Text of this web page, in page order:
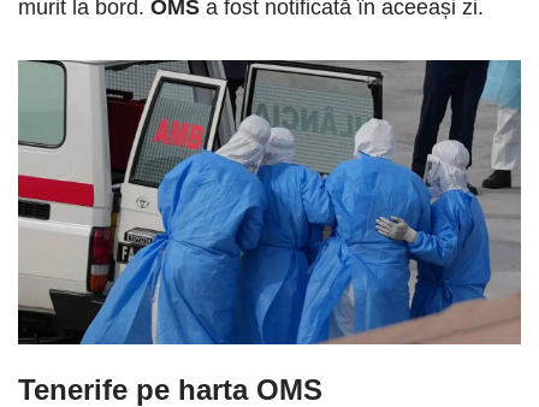
murit la bord. OMS a fost notificată în aceeași zi.
Tenerife pe harta OMS